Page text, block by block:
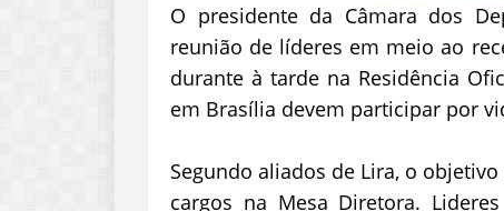
O presidente da Câmara dos
reunião de líderes em meio ao
durante à tarde na Residência
em Brasília devem participar por
Segundo aliados de Lira, o
cargos na Mesa Diretora.